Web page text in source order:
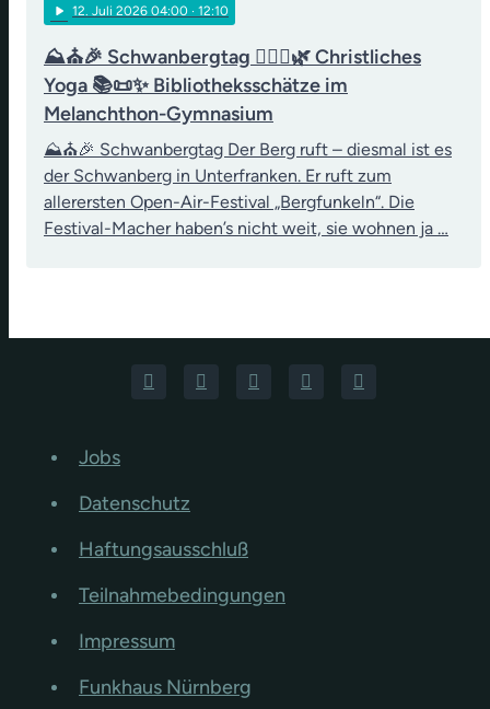
play_arrow 12. Juli 2026 04:00 · 12:10
⛰️⛪🎉 Schwanbergtag 🧘‍♀️✝️🌿 Christliches
Yoga 📚📜✨ Bibliotheksschätze im
Melanchthon-Gymnasium
⛰️⛪🎉 Schwanbergtag Der Berg ruft – diesmal ist es
der Schwanberg in Unterfranken. Er ruft zum
allerersten Open-Air-Festival „Bergfunkeln“. Die
Festival-Macher haben’s nicht weit, sie wohnen ja …
Jobs
Datenschutz
Haftungsausschluß
Teilnahmebedingungen
Impressum
Funkhaus Nürnberg